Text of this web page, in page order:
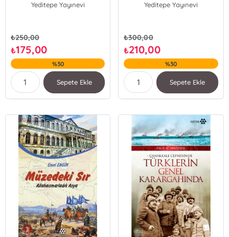
Mustafa Alican
Yeditepe Yayınevi
₺250,00
₺175,00
%30
Sepete Ekle
Yeditepe Yayınevi
₺300,00
₺210,00
%30
Sepete Ekle